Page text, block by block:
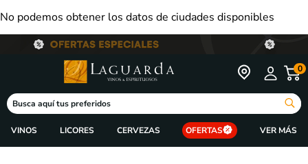
No podemos obtener los datos de ciudades disponibles
0
Busca aquí tus preferidos
VINOS LICORES CERVEZAS OFERTAS